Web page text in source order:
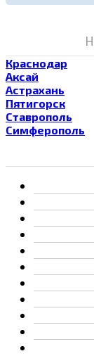
Краснодар
Аксай
Астрахань
Пятигорск
Ставрополь
Симферополь